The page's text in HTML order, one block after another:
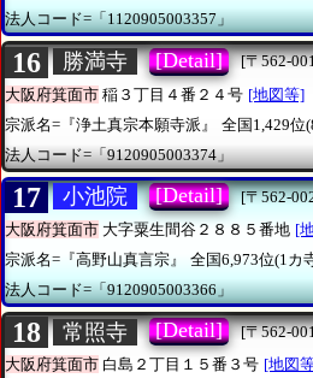
法人コード=「1120905003357」
16 勝満寺 [Detail]
[〒562-
大阪府箕面市 稲３丁目４番２４号 [地図等]
宗派名=『浄土真宗本願寺派』
全国1,429位
法人コード=「9120905003374」
17 小池院 [Detail]
[〒562-
大阪府箕面市 大字粟生間谷２８８５番地 [
宗派名=『高野山真言宗』
全国6,973位(1カ
法人コード=「9120905003366」
18 常照寺 [Detail]
[〒562-
大阪府箕面市 白島２丁目１５番３号 [地図